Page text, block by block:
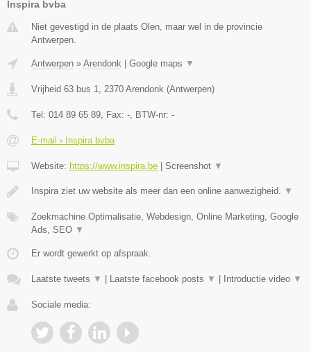
Inspira bvba
Niet gevestigd in de plaats Olen, maar wel in de provincie
Antwerpen.
Antwerpen » Arendonk Google maps ▼
Vrijheid 63 bus 1 2370 Arendonk (Antwerpen)
Tel: 014 89 65 89 , Fax: - , BTW-nr: -
E-mail › Inspira bvba
Website: https://www.inspira.be Screenshot ▼
Inspira ziet uw website als meer dan een online aanwezigheid. ▼
Zoekmachine Optimalisatie, Webdesign, Online Marketing, Google
Ads, SEO ▼
Er wordt gewerkt op afspraak.
Laatste tweets ▼ Laatste facebook posts ▼ Introductie video ▼
Sociale media: